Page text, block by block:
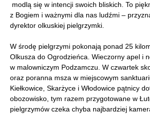
modlą się w intencji swoich bliskich. To
z Bogiem i ważnymi dla nas ludźmi –
dyrektor olkuskiej pielgrzymki.
W środę pielgrzymi pokonają ponad 25
Olkusza do Ogrodzieńca. Wieczorny apel i
w malowniczym Podzamczu. W czwartek
oraz poranna msza w miejscowym
Kiełkowice, Skarżyce i Włodowice pątnicy
obozowisko, tym razem przygotowane w
pielgrzymów czeka chyba najbardziej